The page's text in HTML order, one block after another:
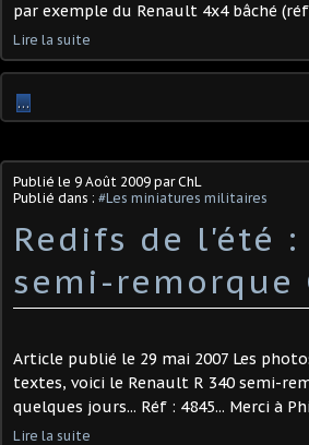
par exemple du Renault 4x4 bâché
Lire la suite
…
Publié le 9 Août 2009 par ChL
Publié dans : #Les miniatures militaires
Redifs de l'été
semi-remorque
Article publié le 29 mai 2007 Les
textes, voici le Renault R 340 semi-
quelques jours... Réf : 4845... Merci à
Lire la suite